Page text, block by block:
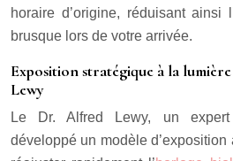
horaire d’origine, réduisant ainsi
brusque lors de votre arrivée.
Exposition stratégique à la
Lewy
Le Dr. Alfred Lewy, un
développé un modèle